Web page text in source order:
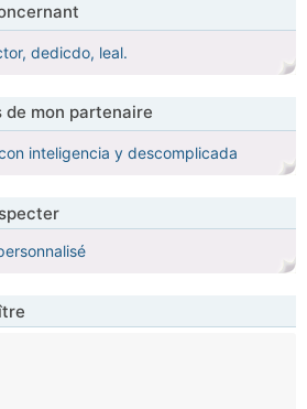
dedicdo, leal.
de mon partenaire
inteligencia y descomplicada